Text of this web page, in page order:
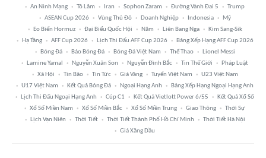
An Ninh Mạng
Tô Lâm Iran Sophon Zaram Đường Vành Đai 5
Trump
ASEAN Cup 2026
Vùng Thủ Đô Doanh Nghiệp Indonesia
Mỹ
Eo Biển Hormuz
Đại Biểu Quốc Hội Năm Liên Bang Nga
Kim Sang-Sik
Hạ Tầng
AFF Cup 2026 Lịch Thi Đấu AFF Cup 2026
Bảng Xếp Hạng AFF Cup 2026
Bóng Đá
Báo Bóng Đá Bóng Đá Việt Nam Thể Thao
Lionel Messi
Lamine Yamal
Nguyễn Xuân Son Nguyễn Đình Bắc Tin Thế Giới
Pháp Luật
Xã Hội
Tin Bão Tin Tức Giá Vàng Tuyển Việt Nam
U23 Việt Nam
U17 Việt Nam
Kết Quả Bóng Đá Ngoại Hạng Anh
Bảng Xếp Hạng Ngoại Hạng Anh
Lịch Thi Đấu Ngoại Hạng Anh
Cúp C1 Kết Quả Vietlott Power 6/55
Kết Quả Xổ Số
Xổ Số Miền Nam
Xổ Số Miền Bắc Xổ Số Miền Trung Giao Thông
Thời Sự
Lịch Vạn Niên
Thời Tiết Thời Tiết Thành Phố Hồ Chí Minh
Thời Tiết Hà Nội
Giá Xăng Dầu